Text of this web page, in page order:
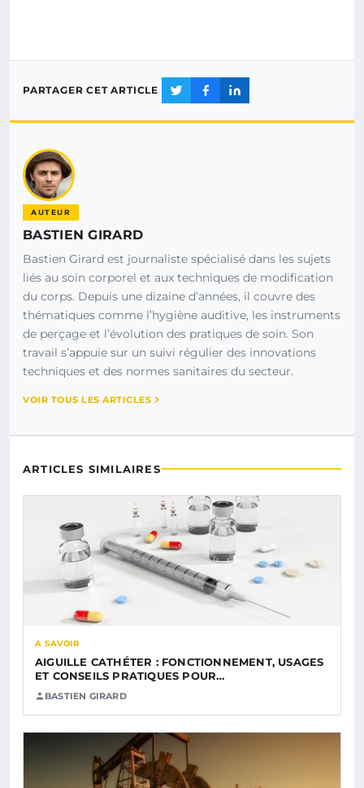
PARTAGER CET ARTICLE
AUTEUR
BASTIEN GIRARD
Bastien Girard est journaliste spécialisé dans les sujets
liés au soin corporel et aux techniques de modification
du corps. Depuis une dizaine d’années, il couvre des
thématiques comme l’hygiène auditive, les instruments
de perçage et l’évolution des pratiques de soin. Son
travail s’appuie sur un suivi régulier des innovations
techniques et des normes sanitaires du secteur.
VOIR TOUS LES ARTICLES
ARTICLES SIMILAIRES
A SAVOIR
AIGUILLE CATHÉTER : FONCTIONNEMENT, USAGES
ET CONSEILS PRATIQUES POUR…
BASTIEN GIRARD